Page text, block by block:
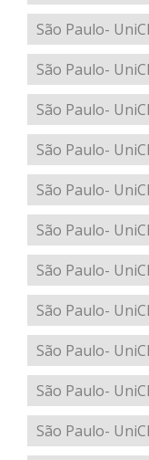
São Paulo-
São Paulo-
São Paulo-
São Paulo-
São Paulo-
São Paulo-
São Paulo-
São Paulo-
São Paulo-
São Paulo-
São Paulo-